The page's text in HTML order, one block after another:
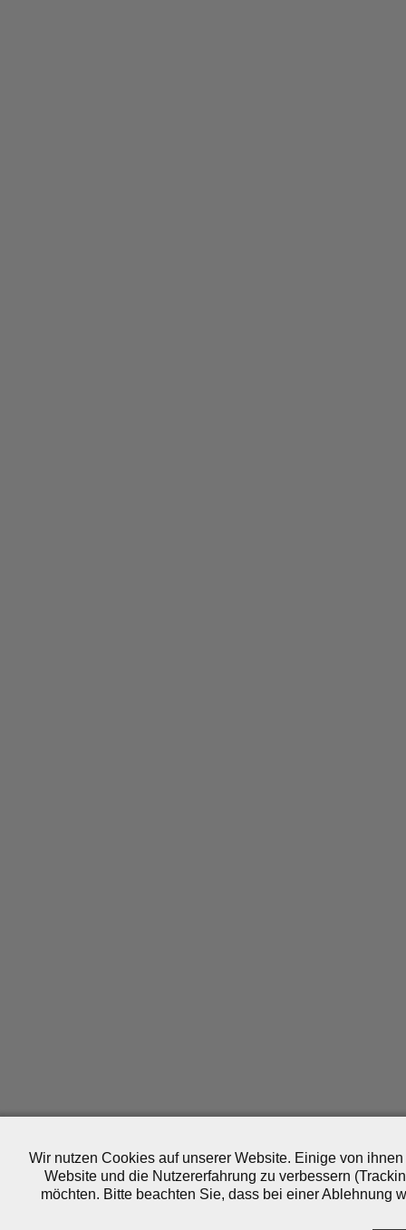
Wir nutzen Cookies auf unserer Website. Einige von
Website und die Nutzererfahrung zu verbessern
möchten. Bitte beachten Sie, dass bei einer Ablehnung